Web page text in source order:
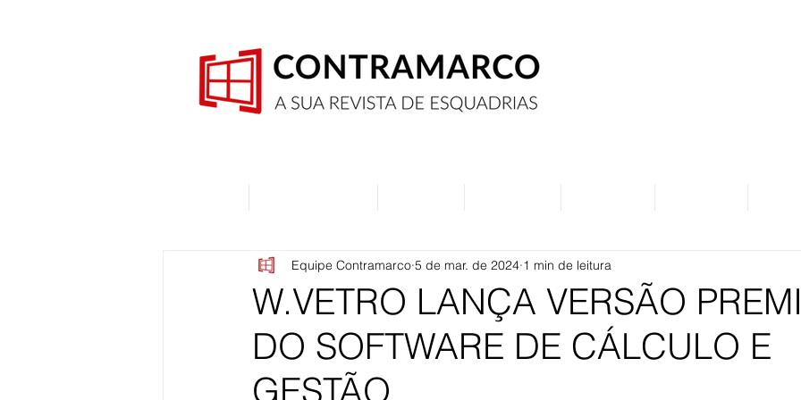
W.VETRO LANÇA VERSÃO
DO SOFTWARE DE CÁLCULO E
GESTÃO
Equipe Contramarco 5 de mar. de 2024 1 min de leitura